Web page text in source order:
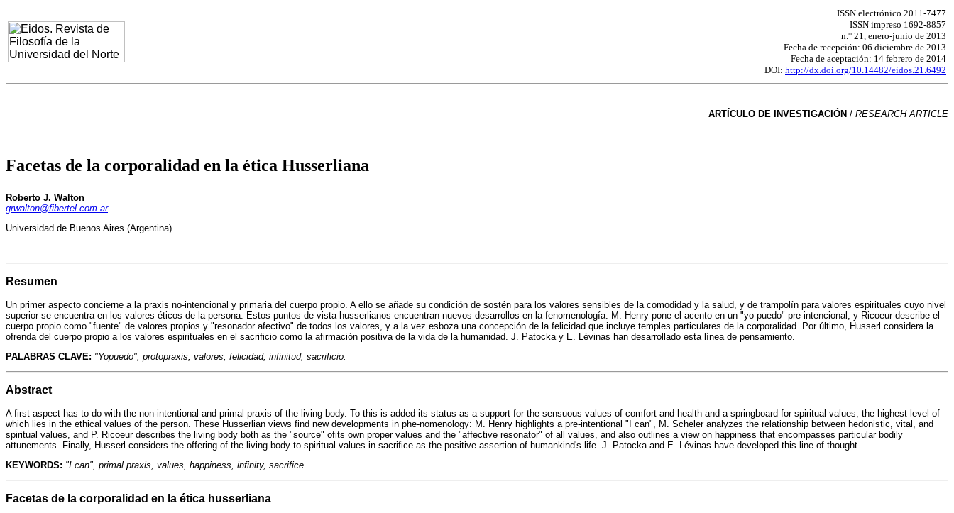
ISSN electrónico 2011-7477
ISSN impreso 1692-8857
n.° 21, enero-junio de 2013
Fecha de recepción: 06 diciembre de 2013
Fecha de aceptación: 14 febrero de 2014
DOI: http://dx.doi.org/10.14482/eidos.21.6492
ARTÍCULO DE INVESTIGACIÓN / RESEARCH ARTICLE
Facetas de la corporalidad en la ética Husserliana
Roberto J. Walton
grwalton@fibertel.com.ar
Universidad de Buenos Aires (Argentina)
Resumen
Un primer aspecto concierne a la praxis no-intencional y primaria del cuerpo propio. A ello se añade su condición de sostén para los valores sensibles de la comodidad y la salud, y de trampolín para valores espirituales cuyo nivel
superior se encuentra en los valores éticos de la persona. Estos puntos de vista husserlianos encuentran nuevos desarrollos en la fenomenología: M. Henry pone el acento en un "yo puedo" pre-intencional, y Ricoeur describe el
cuerpo propio como "fuente" de valores propios y "resonador afectivo" de todos los valores, y a la vez esboza una concepción de la felicidad que incluye temples particulares de la corporalidad. Por último, Husserl considera la
ofrenda del cuerpo propio a los valores espirituales en el sacrificio como la afirmación positiva de la vida de la humanidad. J. Patocka y E. Lévinas han desarrollado esta línea de pensamiento.
PALABRAS CLAVE: "Yopuedo", protopraxis, valores, felicidad, infinitud, sacrificio.
Abstract
A first aspect has to do with the non-intentional and primal praxis of the living body. To this is added its status as a support for the sensuous values of comfort and health and a springboard for spiritual values, the highest level of
which lies in the ethical values of the person. These Husserlian views find new developments in phe-nomenology: M. Henry highlights a pre-intentional "I can", M. Scheler analyzes the relationship between hedonistic, vital, and
spiritual values, and P. Ricoeur describes the living body both as the "source" ofits own proper values and the "affective resonator" of all values, and also outlines a view on happiness that encompasses particular bodily
attunements. Finally, Husserl considers the offering of the living body to spiritual values in sacrifice as the positive assertion of humankind's life. J. Patocka and E. Lévinas have developed this line of thought.
KEYWORDS: "I can", primal praxis, values, happiness, infinity, sacrifice.
Facetas de la corporalidad en la ética husserliana